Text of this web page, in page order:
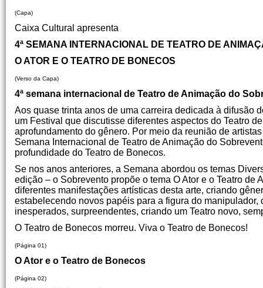
(Capa)
Caixa Cultural apresenta
4ª SEMANA INTERNACIONAL DE TEATRO DE
O ATOR E O TEATRO DE BONECOS
(Verso da Capa)
4ª semana internacional de Teatro de Animação do
Aos quase trinta anos de uma carreira dedicada à difusão
um Festival que discutisse diferentes aspectos do Teatro
aprofundamento do gênero. Por meio da reunião de
Semana Internacional de Teatro de Animação do
profundidade do Teatro de Bonecos.
Se nos anos anteriores, a Semana abordou os temas
edição – o Sobrevento propõe o tema O Ator e o Teatro
diferentes manifestações artísticas desta arte, criando
estabelecendo novos papéis para a figura do
inesperados, surpreendentes, criando um Teatro novo,
O Teatro de Bonecos morreu. Viva o Teatro de Bonecos!
(Página 01)
O Ator e o Teatro de Bonecos
(Página 02)